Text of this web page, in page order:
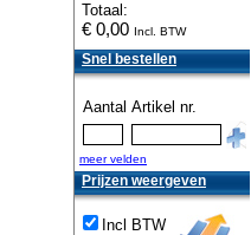
Totaal:
€ 0,00 Incl. BTW
Snel bestellen
Aantal Artikel nr.
meer velden
Prijzen weergeven
Incl BTW